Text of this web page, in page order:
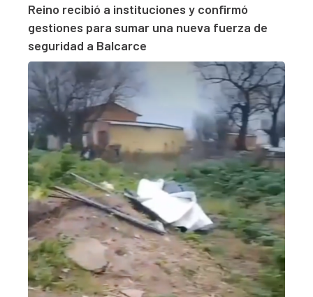
Reino recibió a instituciones y confirmó
gestiones para sumar una nueva fuerza de
seguridad a Balcarce